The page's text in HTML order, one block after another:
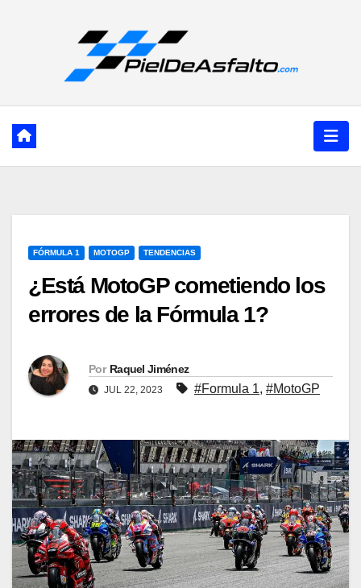
FÓRMULA 1 MOTOGP TENDENCIAS
¿Está MotoGP cometiendo los
errores de la Fórmula 1?
Por Raquel Jiménez
JUL 22, 2023 #Formula 1, #MotoGP